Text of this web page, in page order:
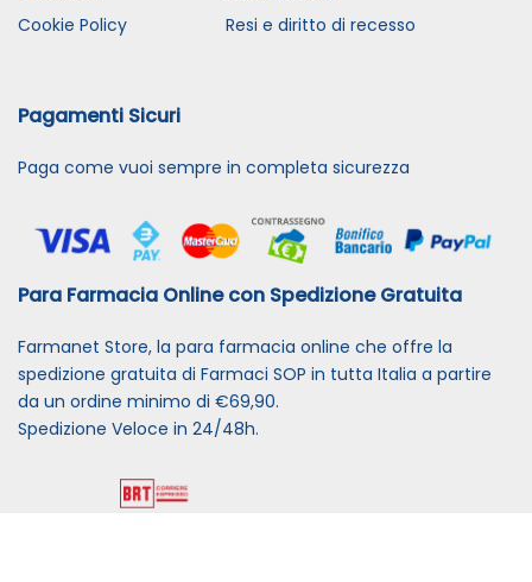
Cookie Policy
Resi e diritto di recesso
Pagamenti Sicuri
Paga come vuoi sempre in completa sicurezza
Para Farmacia Online con Spedizione Gratuita
Farmanet Store, la para farmacia online che offre la
spedizione gratuita di Farmaci SOP in tutta Italia a partire
da un ordine minimo di €69,90.
Spedizione Veloce in 24/48h.